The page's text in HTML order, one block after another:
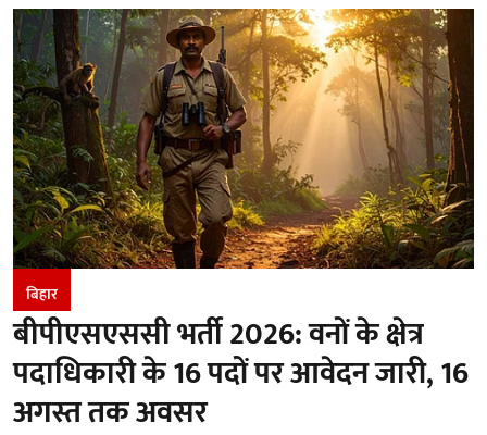
बिहार
बीपीएसएससी भर्ती 2026: वनों के क्षेत्र
पदाधिकारी के 16 पदों पर आवेदन जारी, 16
अगस्त तक अवसर